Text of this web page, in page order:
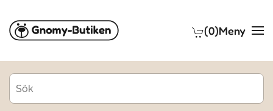
Skip to main content (0)Meny